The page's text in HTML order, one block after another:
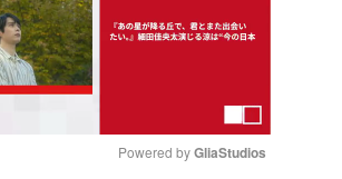
Powered by GliaStudios